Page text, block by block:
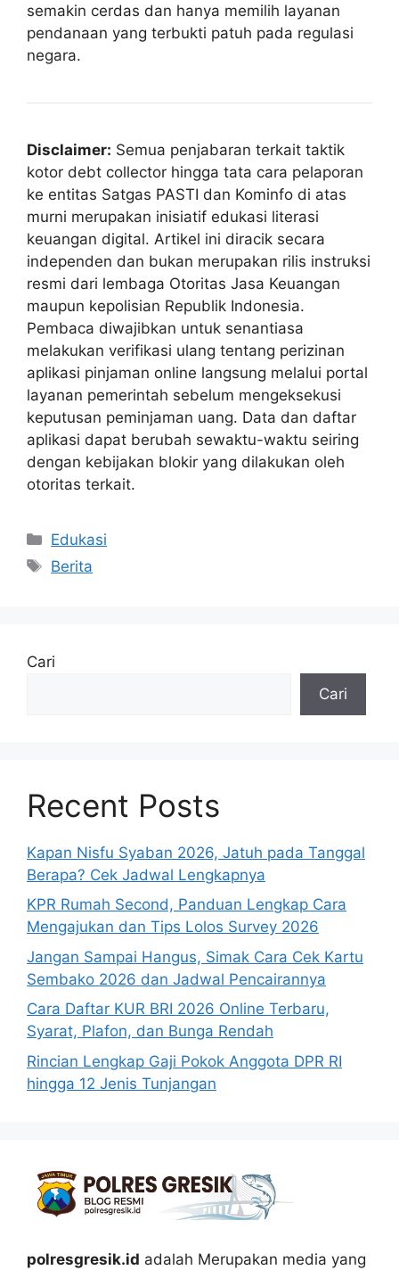
semakin cerdas dan hanya memilih layanan
pendanaan yang terbukti patuh pada regulasi
negara.
Disclaimer: Semua penjabaran terkait taktik
kotor debt collector hingga tata cara pelaporan
ke entitas Satgas PASTI dan Kominfo di atas
murni merupakan inisiatif edukasi literasi
keuangan digital. Artikel ini diracik secara
independen dan bukan merupakan rilis instruksi
resmi dari lembaga Otoritas Jasa Keuangan
maupun kepolisian Republik Indonesia.
Pembaca diwajibkan untuk senantiasa
melakukan verifikasi ulang tentang perizinan
aplikasi pinjaman online langsung melalui portal
layanan pemerintah sebelum mengeksekusi
keputusan peminjaman uang. Data dan daftar
aplikasi dapat berubah sewaktu-waktu seiring
dengan kebijakan blokir yang dilakukan oleh
otoritas terkait.
Kategori
Edukasi
Tag
Berita
Cari
Cari
Recent Posts
Kapan Nisfu Syaban 2026, Jatuh pada Tanggal
Berapa? Cek Jadwal Lengkapnya
KPR Rumah Second, Panduan Lengkap Cara
Mengajukan dan Tips Lolos Survey 2026
Jangan Sampai Hangus, Simak Cara Cek Kartu
Sembako 2026 dan Jadwal Pencairannya
Cara Daftar KUR BRI 2026 Online Terbaru,
Syarat, Plafon, dan Bunga Rendah
Rincian Lengkap Gaji Pokok Anggota DPR RI
hingga 12 Jenis Tunjangan
polresgresik.id adalah Merupakan media yang